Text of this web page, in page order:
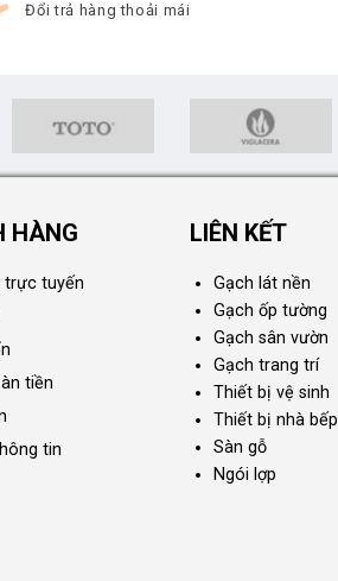
Đổi trả hàng thoải mái
HÀNG
trực tuyến
tiền
tin
LIÊN KẾT
Gạch lát nền
Gạch ốp tường
Gạch sân vườn
Gạch trang trí
Thiết bị vệ sinh
Thiết bị nhà bếp
Sàn gỗ
Ngói lợp